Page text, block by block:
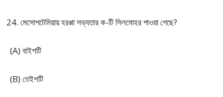
মেসোপটেমিয়ায় হরপ্পা সভ্যতার ক-টি সিলমোহর পাওয়া গেছে?
(A) বাইশটি
(B) তেইশটি